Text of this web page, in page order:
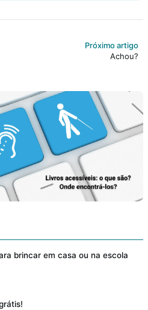
Próximo artigo
Achou?
brincar em casa ou na escola